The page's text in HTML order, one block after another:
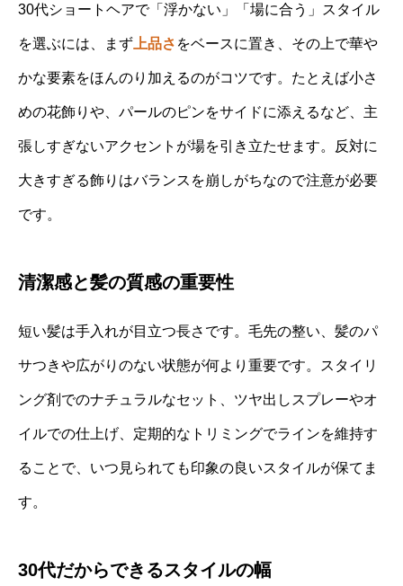
30代ショートヘアで「浮かない」「場に合う」スタイル
を選ぶには、まず 上品さ をベースに置き、その上で華や
かな要素をほんのり加えるのがコツです。たとえば小さ
めの花飾りや、パールのピンをサイドに添えるなど、主
張しすぎないアクセントが場を引き立たせます。反対に
大きすぎる飾りはバランスを崩しがちなので注意が必要
です。
清潔感と髪の質感の重要性
短い髪は手入れが目立つ長さです。毛先の整い、髪のパ
サつきや広がりのない状態が何より重要です。スタイリ
ング剤でのナチュラルなセット、ツヤ出しスプレーやオ
イルでの仕上げ、定期的なトリミングでラインを維持す
ることで、いつ見られても印象の良いスタイルが保てま
す。
30代だからできるスタイルの幅